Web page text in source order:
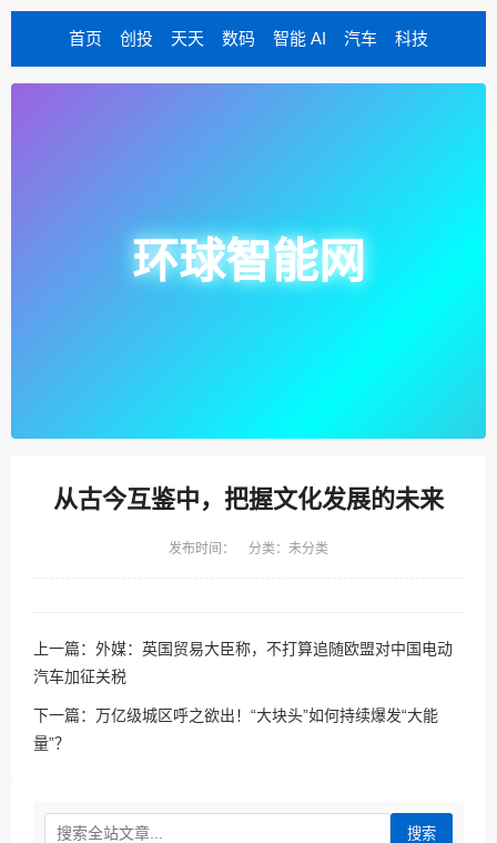
首页 创投 天天 数码 智能 AI 汽车 科技
环球智能网
从古今互鉴中，把握文化发展的未来
发布时间： 分类：未分类
上一篇： 外媒：英国贸易大臣称，不打算追随欧盟对中国电动
汽车加征关税
下一篇： 万亿级城区呼之欲出！“大块头”如何持续爆发“大能
量”？
搜索